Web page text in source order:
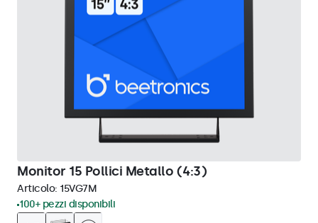
Monitor 15 Pollici Metallo (4:3)
Articolo: 15VG7M
100+ pezzi disponibili